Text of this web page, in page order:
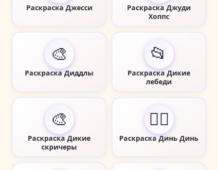
Раскраска Джесси
Раскраска Джуди
Хоппс
🎨
Раскраска Диддлы
📂
Раскраска Дикие
лебеди
🎨
Раскраска Дикие
скричеры
🧚‍♀️
Раскраска Динь Динь